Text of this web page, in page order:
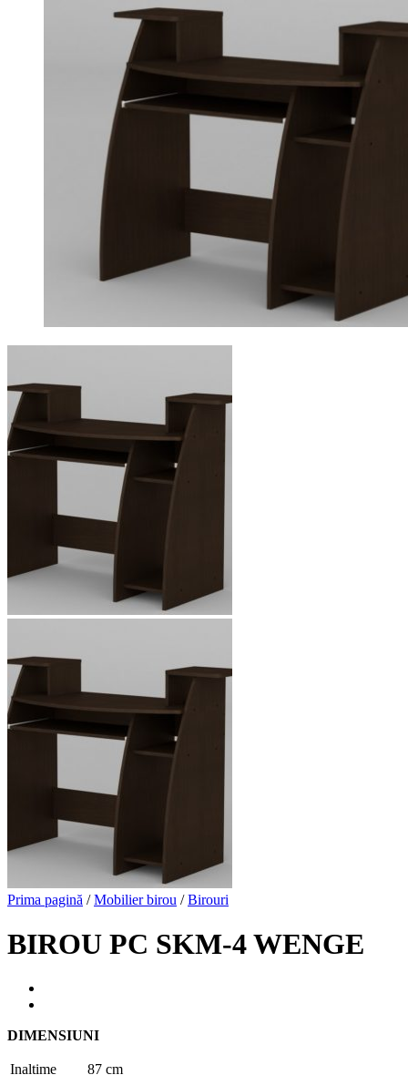
Prima pagină / Mobilier birou / Birouri
BIROU PC SKM-4 WENGE
DIMENSIUNI
Inaltime 87 cm